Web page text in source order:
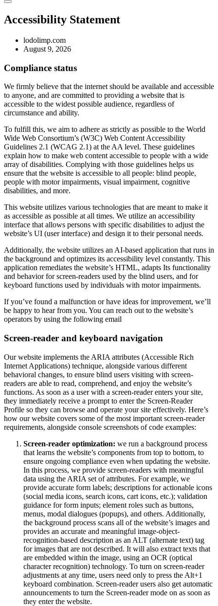
Accessibility Statement
lodolimp.com
August 9, 2026
Compliance status
We firmly believe that the internet should be available and accessible
to anyone, and are committed to providing a website that is
accessible to the widest possible audience, regardless of
circumstance and ability.
To fulfill this, we aim to adhere as strictly as possible to the World
Wide Web Consortium’s (W3C) Web Content Accessibility
Guidelines 2.1 (WCAG 2.1) at the AA level. These guidelines
explain how to make web content accessible to people with a wide
array of disabilities. Complying with those guidelines helps us
ensure that the website is accessible to all people: blind people,
people with motor impairments, visual impairment, cognitive
disabilities, and more.
This website utilizes various technologies that are meant to make it
as accessible as possible at all times. We utilize an accessibility
interface that allows persons with specific disabilities to adjust the
website’s UI (user interface) and design it to their personal needs.
Additionally, the website utilizes an AI-based application that runs in
the background and optimizes its accessibility level constantly. This
application remediates the website’s HTML, adapts Its functionality
and behavior for screen-readers used by the blind users, and for
keyboard functions used by individuals with motor impairments.
If you’ve found a malfunction or have ideas for improvement, we’ll
be happy to hear from you. You can reach out to the website’s
operators by using the following email
Screen-reader and keyboard navigation
Our website implements the ARIA attributes (Accessible Rich
Internet Applications) technique, alongside various different
behavioral changes, to ensure blind users visiting with screen-
readers are able to read, comprehend, and enjoy the website’s
functions. As soon as a user with a screen-reader enters your site,
they immediately receive a prompt to enter the Screen-Reader
Profile so they can browse and operate your site effectively. Here’s
how our website covers some of the most important screen-reader
requirements, alongside console screenshots of code examples:
Screen-reader optimization: we run a background process
that learns the website’s components from top to bottom, to
ensure ongoing compliance even when updating the website.
In this process, we provide screen-readers with meaningful
data using the ARIA set of attributes. For example, we
provide accurate form labels; descriptions for actionable icons
(social media icons, search icons, cart icons, etc.); validation
guidance for form inputs; element roles such as buttons,
menus, modal dialogues (popups), and others. Additionally,
the background process scans all of the website’s images and
provides an accurate and meaningful image-object-
recognition-based description as an ALT (alternate text) tag
for images that are not described. It will also extract texts that
are embedded within the image, using an OCR (optical
character recognition) technology. To turn on screen-reader
adjustments at any time, users need only to press the Alt+1
keyboard combination. Screen-reader users also get automatic
announcements to turn the Screen-reader mode on as soon as
they enter the website.